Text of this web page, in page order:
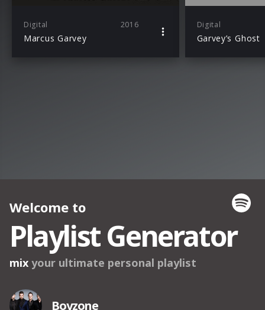
Digital 2016
Marcus Garvey
Digital
Garvey’s Ghost